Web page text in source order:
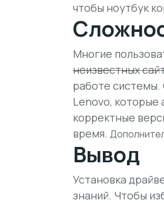
чтобы ноутбук
Многие
неизвестных
работе
Lenovo, которые
корректные
время.
Вывод
Установка
знаний. Чтобы